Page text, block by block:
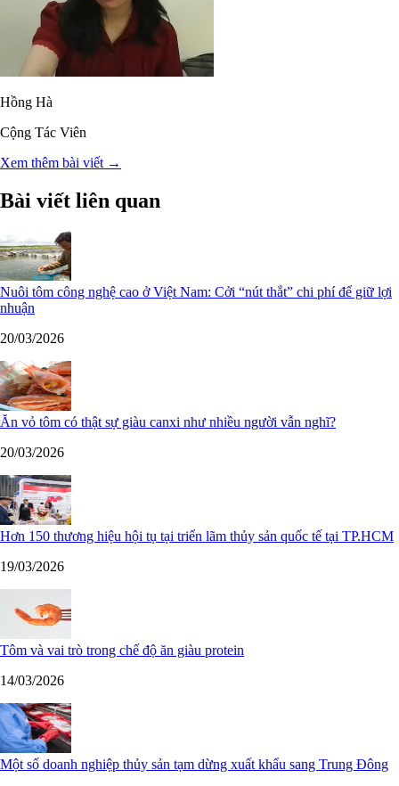
Hồng Hà
Cộng Tác Viên
Xem thêm bài viết →
Bài viết liên quan
Nuôi tôm công nghệ cao ở Việt Nam: Cởi “nút thắt” chi phí để giữ lợi
nhuận
20/03/2026
Ăn vỏ tôm có thật sự giàu canxi như nhiều người vẫn nghĩ?
20/03/2026
Hơn 150 thương hiệu hội tụ tại triển lãm thủy sản quốc tế tại TP.HCM
19/03/2026
Tôm và vai trò trong chế độ ăn giàu protein
14/03/2026
Một số doanh nghiệp thủy sản tạm dừng xuất khẩu sang Trung Đông